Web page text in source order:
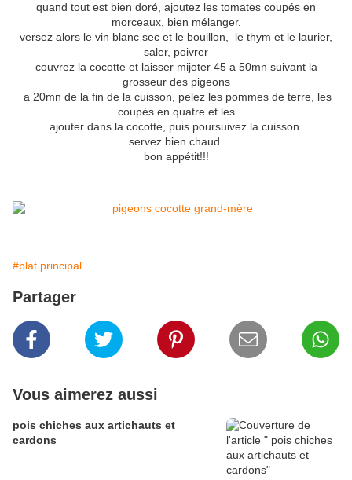
quand tout est bien doré, ajoutez les tomates coupés en
morceaux, bien mélanger.
versez alors le vin blanc sec et le bouillon, le thym et le laurier,
saler, poivrer
couvrez la cocotte et laisser mijoter 45 a 50mn suivant la
grosseur des pigeons
a 20mn de la fin de la cuisson, pelez les pommes de terre, les
coupés en quatre et les
ajouter dans la cocotte, puis poursuivez la cuisson.
servez bien chaud.
bon appétit!!!
#plat principal
Partager
Vous aimerez aussi
pois chiches aux artichauts et
cardons